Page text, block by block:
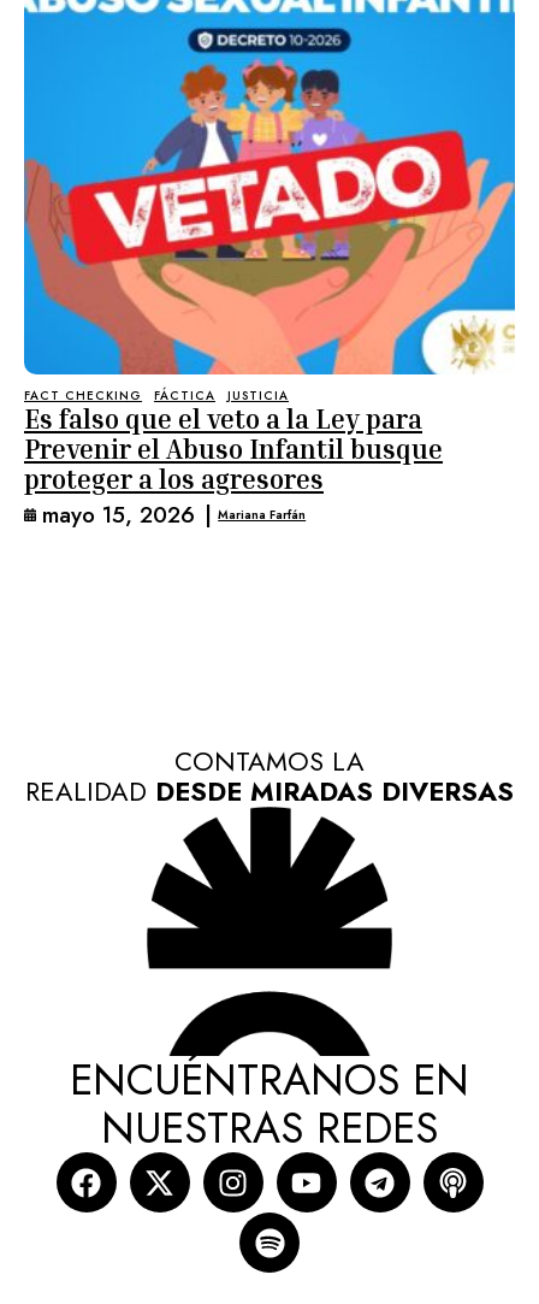
FACT CHECKING FÁCTICA JUSTICIA
Es falso que el veto a la Ley para
Prevenir el Abuso Infantil busque
proteger a los agresores
mayo 15, 2026 | Mariana Farfán
CONTAMOS LA
REALIDAD DESDE MIRADAS DIVERSAS
ENCUÉNTRANOS EN
NUESTRAS REDES